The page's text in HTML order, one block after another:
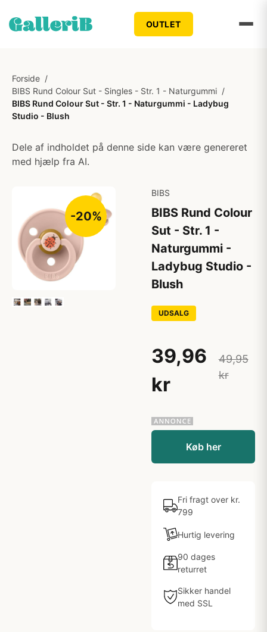
OUTLET
Forside /
BIBS Rund Colour Sut - Singles - Str. 1 - Naturgummi /
BIBS Rund Colour Sut - Str. 1 - Naturgummi - Ladybug
Studio - Blush
Dele af indholdet på denne side kan være genereret
med hjælp fra AI.
-20%
BIBS
BIBS Rund Colour
Sut - Str. 1 -
Naturgummi -
Ladybug Studio -
Blush
UDSALG
39,96
kr
49,95
kr
Køb her
Fri fragt over kr.
799
Hurtig levering
90 dages
returret
Sikker handel
med SSL